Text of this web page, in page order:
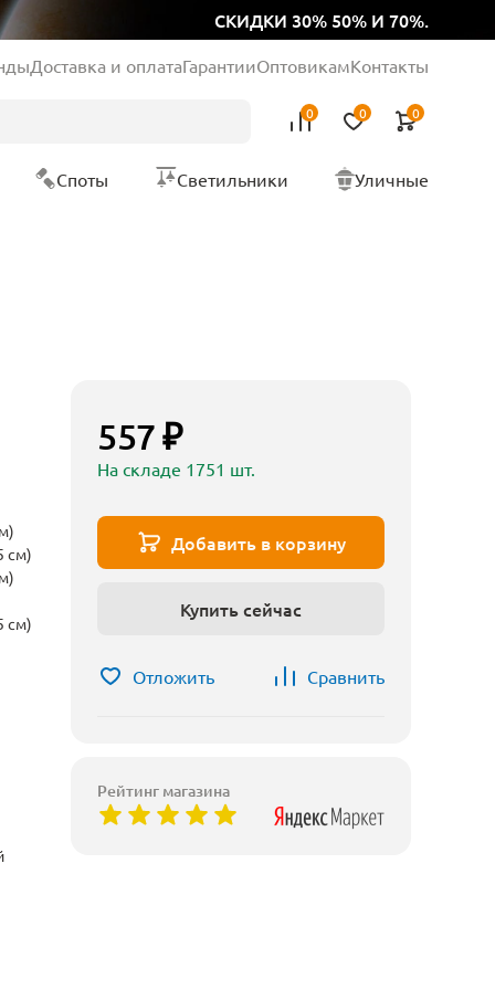
СКИДКИ 30% 50% И 70%.
Доставка и оплатаГарантииОптовикамКонтакты
0 0 0
Споты Светильники Уличные
см)
см)
557 ₽
На складе 1751 шт.
Добавить в корзину
Купить сейчас
Отложить Сравнить
Рейтинг магазина